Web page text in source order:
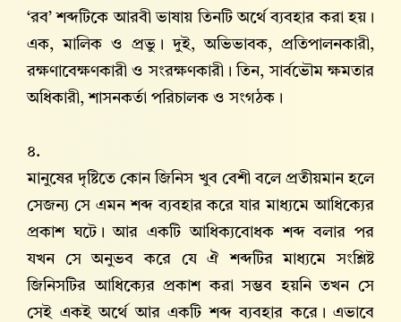
‘রব’ শব্দটিকে আরবী ভাষায় তিনটি অর্থে ব্যবহার করা হয়।
এক, মালিক ও প্রভু। দুই, অভিভাবক, প্রতিপালনকারী,
রক্ষণাবেক্ষণকারী ও সংরক্ষণকারী। তিন, সার্বভৌম ক্ষমতার
অধিকারী, শাসনকর্তা পরিচালক ও সংগঠক।
৪.
মানুষের দৃষ্টিতে কোন জিনিস খুব বেশী বলে প্রতীয়মান হলে
সেজন্য সে এমন শব্দ ব্যবহার করে যার মাধ্যমে আধিক্যের
প্রকাশ ঘটে। আর একটি আধিক্যবোধক শব্দ বলার পর
যখন সে অনুভব করে যে ঐ শব্দটির মাধ্যমে সংশ্লিষ্ট
জিনিসটির আধিক্যের প্রকাশ করা সম্ভব হয়নি তখন সে
সেই একই অর্থে আর একটি শব্দ ব্যবহার করে। এভাবে